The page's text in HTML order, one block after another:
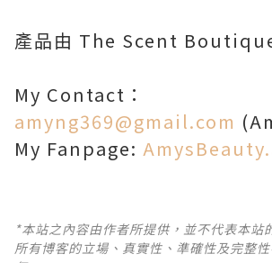
產品由 The Scent
My Contact：
amyng369@gmail.com
My Fanpage:
*本站之內容由作者所提供，並不代表本站
所有博客的立場、真實性、準確性及完整